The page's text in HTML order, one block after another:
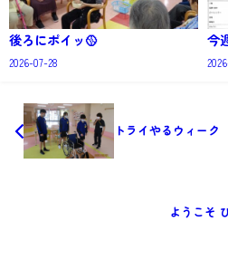
後ろにポイッ🥎
2026-07-28
今
トライやるウィーク
ようこそ